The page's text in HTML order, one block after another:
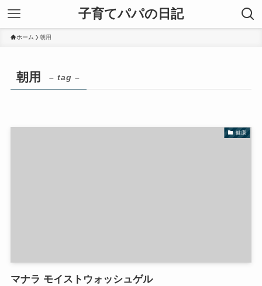
子育てパパの日記
ホーム 朝用
朝用 – tag –
健康
マナラ モイストウォッシュゲル